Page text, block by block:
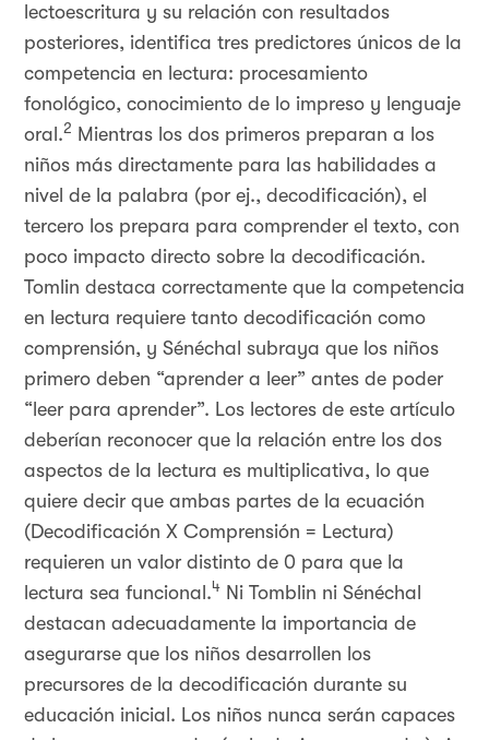
lectoescritura y su relación con resultados
posteriores, identifica tres predictores únicos de la
competencia en lectura: procesamiento
fonológico, conocimiento de lo impreso y lenguaje
oral.2 Mientras los dos primeros preparan a los
niños más directamente para las habilidades a
nivel de la palabra (por ej., decodificación), el
tercero los prepara para comprender el texto, con
poco impacto directo sobre la decodificación.
Tomlin destaca correctamente que la competencia
en lectura requiere tanto decodificación como
comprensión, y Sénéchal subraya que los niños
primero deben “aprender a leer” antes de poder
“leer para aprender”. Los lectores de este artículo
deberían reconocer que la relación entre los dos
aspectos de la lectura es multiplicativa, lo que
quiere decir que ambas partes de la ecuación
(Decodificación X Comprensión = Lectura)
requieren un valor distinto de 0 para que la
lectura sea funcional.4 Ni Tomblin ni Sénéchal
destacan adecuadamente la importancia de
asegurarse que los niños desarrollen los
precursores de la decodificación durante su
educación inicial. Los niños nunca serán capaces